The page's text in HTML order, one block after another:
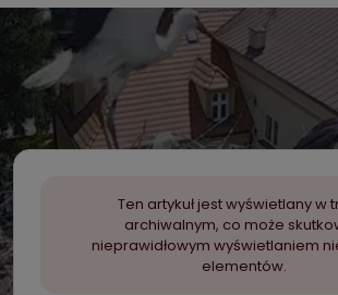
Ten artykuł jest wyświetlany w
archiwalnym, co może
nieprawidłowym wyświetlaniem
elementów.